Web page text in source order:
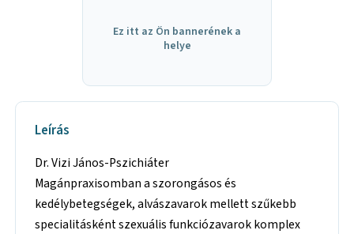
Ez itt az Ön bannerének a
helye
Leírás
Dr. Vizi János-Pszichiáter
Magánpraxisomban a szorongásos és
kedélybetegségek, alvászavarok mellett szűkebb
specialitásként szexuális funkciózavarok komplex